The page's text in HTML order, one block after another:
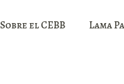
Sobre el CEBB Lama